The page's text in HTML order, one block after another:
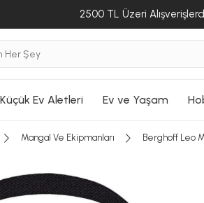
2500 TL Üzeri
Küçük Ev Aletleri Ev ve Yaşam
Mangal Ve Ekipmanları Berghoff Leo